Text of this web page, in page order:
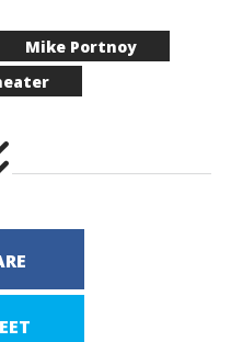
Mike Portnoy